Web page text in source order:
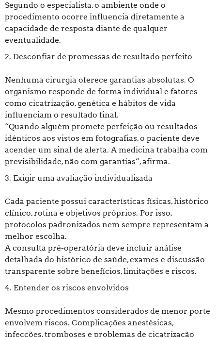
Segundo o especialista, o ambiente onde o
procedimento ocorre influencia diretamente a
capacidade de resposta diante de qualquer
eventualidade.
2. Desconfiar de promessas de resultado perfeito
Nenhuma cirurgia oferece garantias absolutas. O
organismo responde de forma individual e fatores
como cicatrização, genética e hábitos de vida
influenciam o resultado final.
“Quando alguém promete perfeição ou resultados
idênticos aos vistos em fotografias, o paciente deve
acender um sinal de alerta. A medicina trabalha com
previsibilidade, não com garantias”, afirma.
3. Exigir uma avaliação individualizada
Cada paciente possui características físicas, histórico
clínico, rotina e objetivos próprios. Por isso,
protocolos padronizados nem sempre representam a
melhor escolha.
A consulta pré-operatória deve incluir análise
detalhada do histórico de saúde, exames e discussão
transparente sobre benefícios, limitações e riscos.
4. Entender os riscos envolvidos
Mesmo procedimentos considerados de menor porte
envolvem riscos. Complicações anestésicas,
infecções, tromboses e problemas de cicatrização